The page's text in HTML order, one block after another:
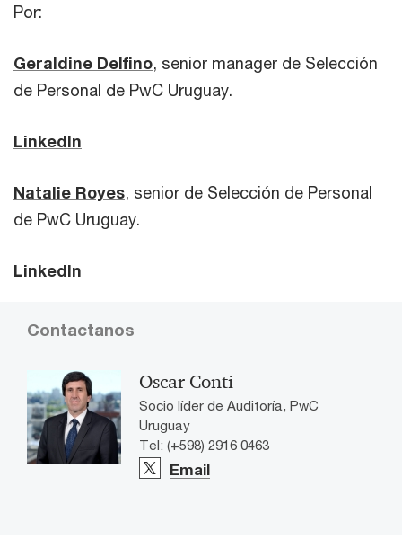
Por:
Geraldine Delfino, senior manager de Selección
de Personal de PwC Uruguay.
LinkedIn
Natalie Royes, senior de Selección de Personal
de PwC Uruguay.
LinkedIn
Contactanos
Oscar Conti
Socio líder de Auditoría, PwC
Uruguay
Tel: (+598) 2916 0463
Email